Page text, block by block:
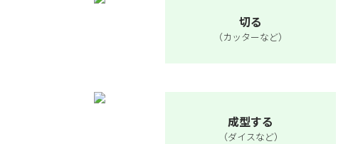
切る
（カッターなど）
成型する
（ダイスなど）